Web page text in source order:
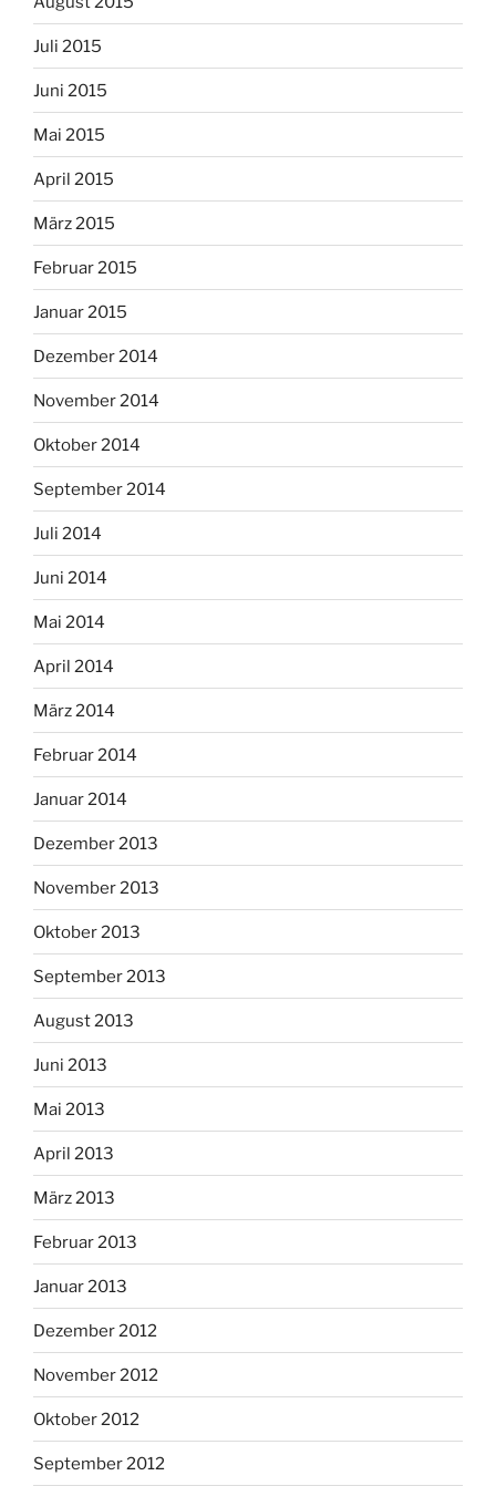
Juli 2015
Juni 2015
Mai 2015
April 2015
März 2015
Februar 2015
Januar 2015
Dezember 2014
November 2014
Oktober 2014
September 2014
Juli 2014
Juni 2014
Mai 2014
April 2014
März 2014
Februar 2014
Januar 2014
Dezember 2013
November 2013
Oktober 2013
September 2013
August 2013
Juni 2013
Mai 2013
April 2013
März 2013
Februar 2013
Januar 2013
Dezember 2012
November 2012
Oktober 2012
September 2012